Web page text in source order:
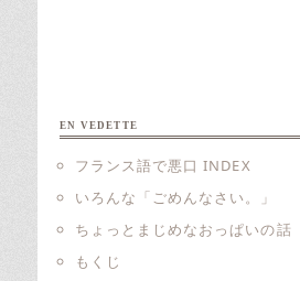
EN VEDETTE
フランス語で悪口 INDEX
いろんな「ごめんなさい。」
ちょっとまじめなおっぱいの話
もくじ